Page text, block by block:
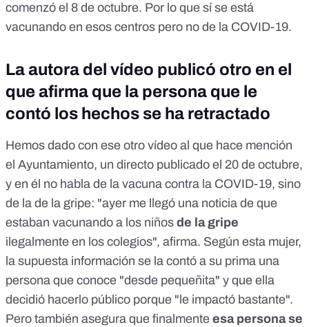
comenzó el 8 de octubre. Por lo que sí se está
vacunando en esos centros pero no de la COVID-19.
La autora del vídeo publicó otro en el
que afirma que la persona que le
contó los hechos se ha retractado
Hemos dado con ese otro vídeo al que hace mención
el Ayuntamiento, un directo publicado el 20 de octubre,
y en él no habla de la vacuna contra la COVID-19, sino
de la de la gripe: "ayer me llegó una noticia de que
estaban vacunando a los niños de la gripe
ilegalmente en los colegios", afirma. Según esta mujer,
la supuesta información se la contó a su prima una
persona que conoce "desde pequeñita" y que ella
decidió hacerlo público porque "le impactó bastante".
Pero también asegura que finalmente esa persona se